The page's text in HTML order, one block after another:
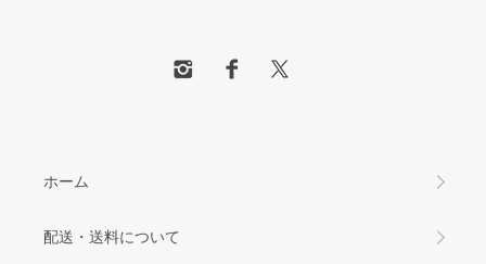
ホーム
配送・送料について